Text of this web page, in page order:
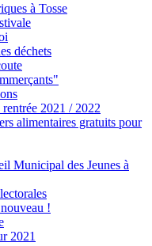
à Tosse
déchets
2021 / 2022
alimentaires gratuits pour
Municipal des Jeunes à
!
2021